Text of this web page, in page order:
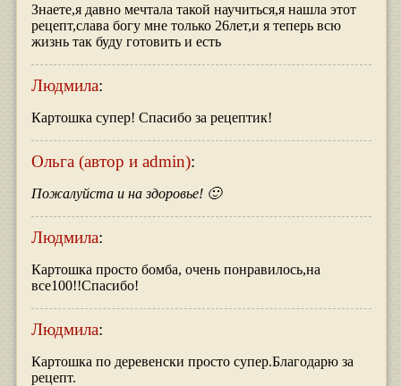
Знаете,я давно мечтала такой научиться,я нашла этот
рецепт,слава богу мне только 26лет,и я теперь всю
жизнь так буду готовить и есть
Людмила:
Картошка супер! Спасибо за рецептик!
Ольга (автор и admin):
Пожалуйста и на здоровье! 🙂
Людмила:
Картошка просто бомба, очень понравилось,на
все100!!Спасибо!
Людмила:
Картошка по деревенски просто супер.Благодарю за
рецепт.